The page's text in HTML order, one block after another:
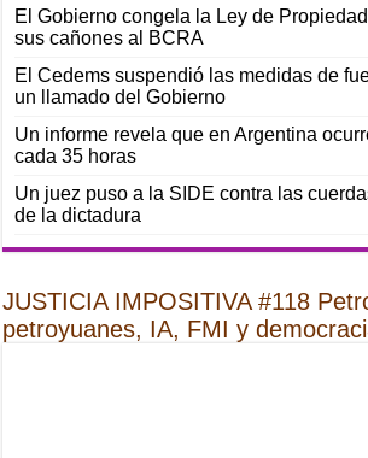
El Gobierno congela la Ley de
sus cañones al BCRA
El Cedems suspendió las medidas de
un llamado del Gobierno
Un informe revela que en Argentina
cada 35 horas
Un juez puso a la SIDE contra las
de la dictadura
JUSTICIA IMPOSITIVA #118
petroyuanes, IA, FMI y